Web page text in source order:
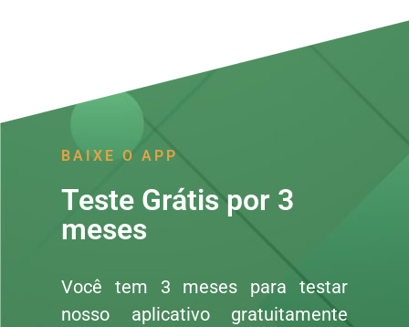
BAIXE O APP
Teste Grátis por 3
meses
Você tem 3 meses para testar
nosso aplicativo gratuitamente